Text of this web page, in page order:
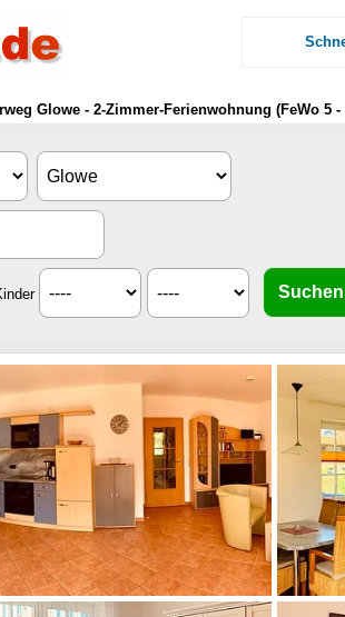
Glowe - 2-Zimmer-Ferienwohnung (FeWo 5